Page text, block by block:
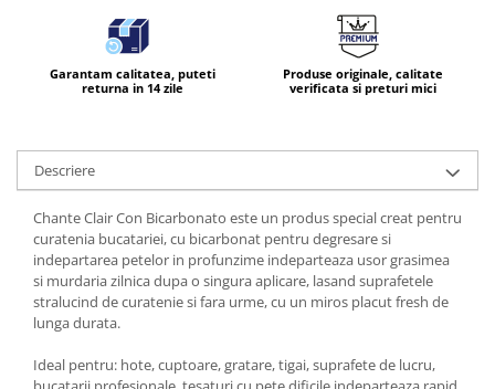
Ingrijirea corpului
Gel de dus
Igiena orala
Ingrijire intima
Lotiune de corp
Produse pentru ras
Sapunuri
Spuma de baie
Garantam calitatea, puteti
returna in 14 zile
Produse originale, calitate
verificata si preturi mici
Descriere
Chante Clair Con Bicarbonato este un produs special creat pentru
curatenia bucatariei, cu bicarbonat pentru degresare si
indepartarea petelor in profunzime indeparteaza usor grasimea
si murdaria zilnica dupa o singura aplicare, lasand suprafetele
stralucind de curatenie si fara urme, cu un miros placut fresh de
lunga durata.
Ideal pentru: hote, cuptoare, gratare, tigai, suprafete de lucru,